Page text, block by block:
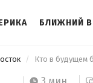
БЛИЖНИЙ